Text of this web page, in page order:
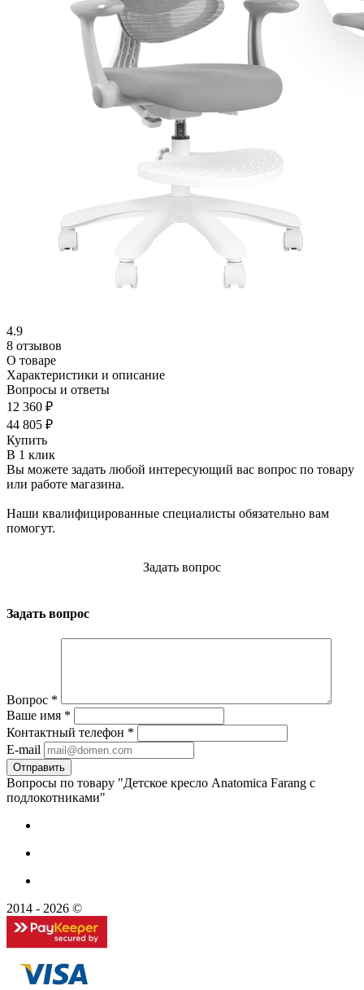
4.9
8 отзывов
О товаре
Характеристики и описание
Вопросы и ответы
12 360 ₽
44 805 ₽
Купить
В 1 клик
Вы можете задать любой интересующий вас вопрос по товару
или работе магазина.
Наши квалифицированные специалисты обязательно вам
помогут.
Задать вопрос
Задать вопрос
Вопрос *
Ваше имя *
Контактный телефон *
E-mail
Вопросы по товару "Детское кресло Anatomica Farang с
подлокотниками"
2014 - 2026 ©